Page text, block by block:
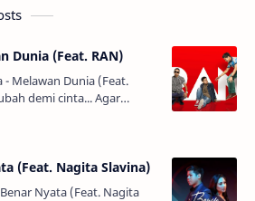
Dunia (Feat. RAN)
Melawan Dunia (Feat.
yang
(Feat. Nagita Slavina)
Nyata (Feat. Nagita